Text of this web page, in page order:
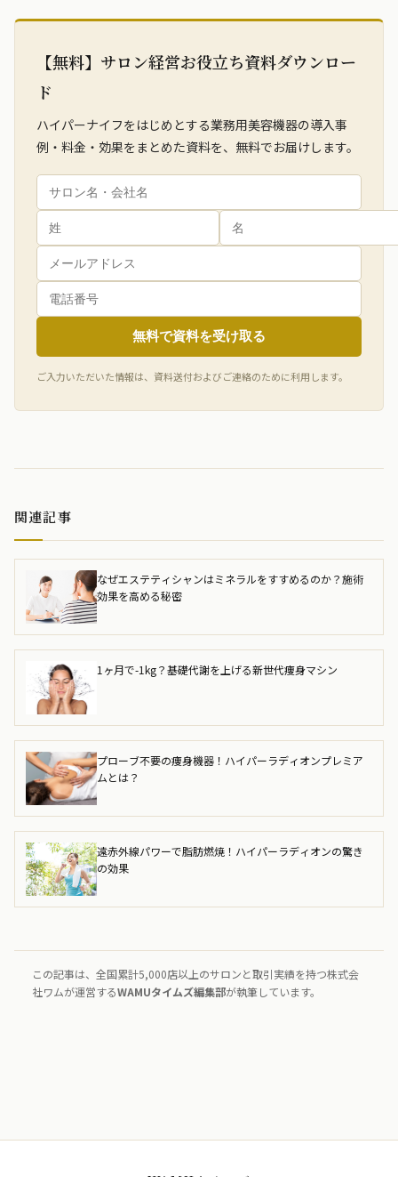
【無料】サロン経営お役立ち資料ダウンロー
ド
ハイパーナイフをはじめとする業務用美容機器の導入事
例・料金・効果をまとめた資料を、無料でお届けします。
無料で資料を受け取る
ご入力いただいた情報は、資料送付およびご連絡のために利用します。
関連記事
なぜエステティシャンはミネラルをすすめるのか？施術
効果を高める秘密
1ヶ月で-1kg？基礎代謝を上げる新世代痩身マシン
プローブ不要の痩身機器！ハイパーラディオンプレミア
ムとは？
遠赤外線パワーで脂肪燃焼！ハイパーラディオンの驚き
の効果
この記事は、全国累計5,000店以上のサロンと取引実績を持つ株式会
社ワムが運営するWAMUタイムズ編集部が執筆しています。